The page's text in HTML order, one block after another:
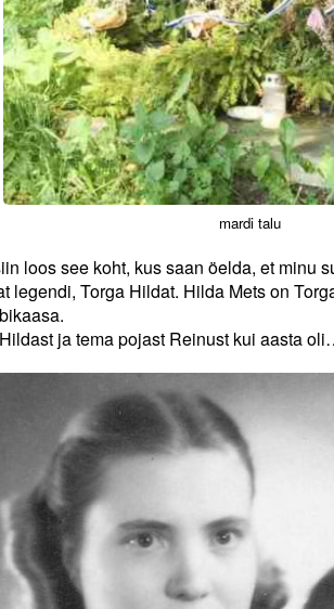
mardi talu
loos see koht, kus saan öelda, et minu
legendi, Torga Hildat. Hilda Mets on
ja tema pojast Reinust kui aasta